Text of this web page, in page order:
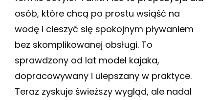
osób, które chcą po prostu wsiąść na
wodę i cieszyć się spokojnym pływaniem
bez skomplikowanej obsługi. To
sprawdzony od lat model kajaka,
dopracowywany i ulepszany w praktyce.
Teraz zyskuje świeższy wygląd, ale nadal